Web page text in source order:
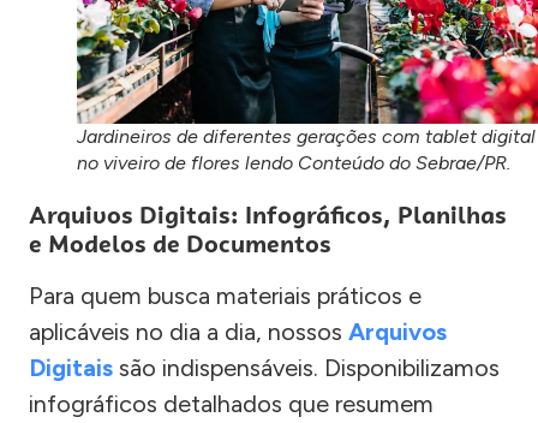
Jardineiros de diferentes gerações com tablet digital
no viveiro de flores lendo Conteúdo do Sebrae/PR.
Arquivos Digitais: Infográficos, Planilhas
e Modelos de Documentos
Para quem busca materiais práticos e
aplicáveis no dia a dia, nossos Arquivos
Digitais são indispensáveis. Disponibilizamos
infográficos detalhados que resumem